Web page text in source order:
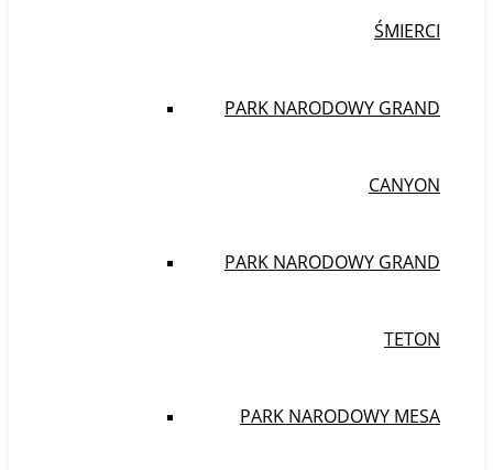
ŚMIERCI
PARK NARODOWY GRAND
CANYON
PARK NARODOWY GRAND
TETON
PARK NARODOWY MESA